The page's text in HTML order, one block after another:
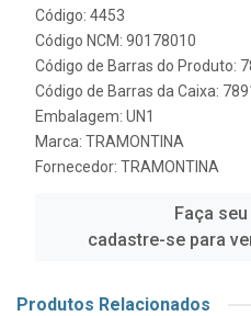
Código: 4453
Código NCM: 90178010
Código de Barras do Produto:
Código de Barras da Caixa:
Embalagem: UN1
Marca: TRAMONTINA
Fornecedor: TRAMONTINA
Faça
cadastre-se para
Produtos Relacionados